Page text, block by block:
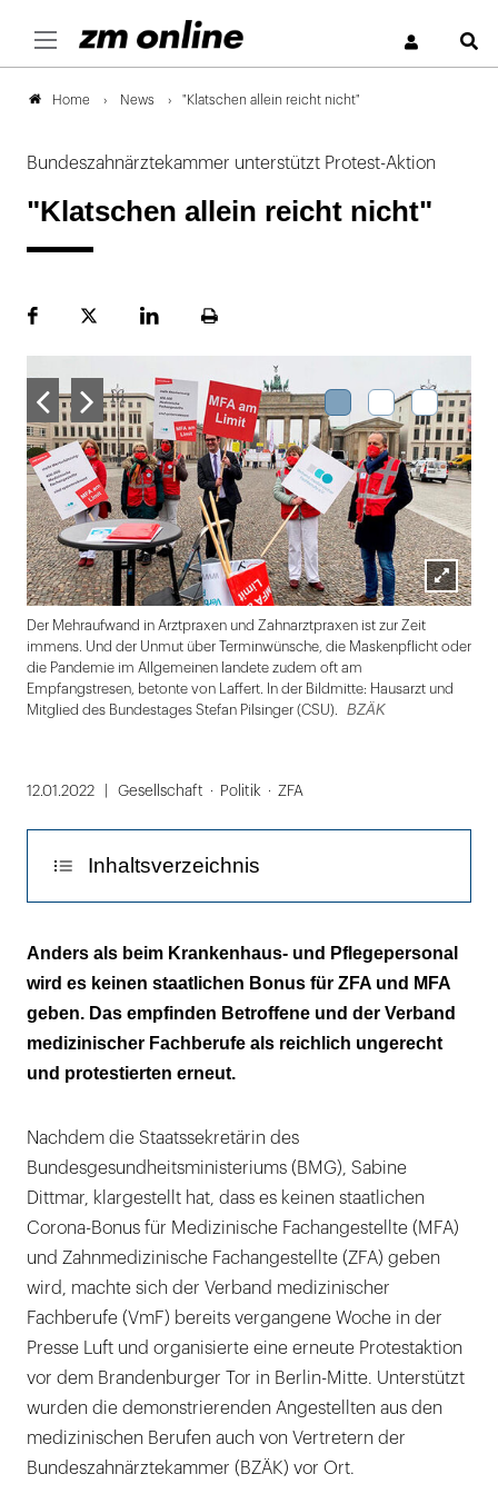
Home News "Klatschen allein reicht nicht"
Bundeszahnärztekammer unterstützt Protest-Aktion
"Klatschen allein reicht nicht"
FacebookPlattformLinekdInSeite
Lightbox
öffnen
Der Mehraufwand in Arztpraxen und Zahnarztpraxen ist zur Zeit
immens. Und der Unmut über Terminwünsche, die Maskenpflicht oder
die Pandemie im Allgemeinen landete zudem oft am
Empfangstresen, betonte von Laffert. In der Bildmitte: Hausarzt und
Mitglied des Bundestages Stefan Pilsinger (CSU).
BZÄK
112.01.2022 Gesellschaft Politik ZFA
Inhaltsverzeichnis
Wenn ein Bonus, dann für alle im
Gesundheitswesen
Anders als beim Krankenhaus- und Pflegepersonal
wird es keinen staatlichen Bonus für ZFA und MFA
geben. Das empfinden Betroffene und der Verband
medizinischer Fachberufe als reichlich ungerecht
und protestierten erneut.
Nachdem die Staatssekretärin des
Bundesgesundheitsministeriums (BMG), Sabine
Dittmar, klargestellt hat, dass es keinen staatlichen
Corona-Bonus für Medizinische Fachangestellte (MFA)
und Zahnmedizinische Fachangestellte (ZFA) geben
wird, machte sich der Verband medizinischer
Fachberufe (VmF) bereits vergangene Woche in der
Presse Luft und organisierte eine erneute Protestaktion
vor dem Brandenburger Tor in Berlin-Mitte. Unterstützt
wurden die demonstrierenden Angestellten aus den
medizinischen Berufen auch von Vertretern der
Bundeszahnärztekammer (BZÄK) vor Ort.